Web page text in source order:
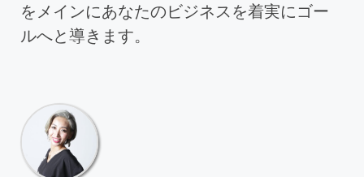
をメインにあなたのビジネスを着実にゴー
ルへと導きます。